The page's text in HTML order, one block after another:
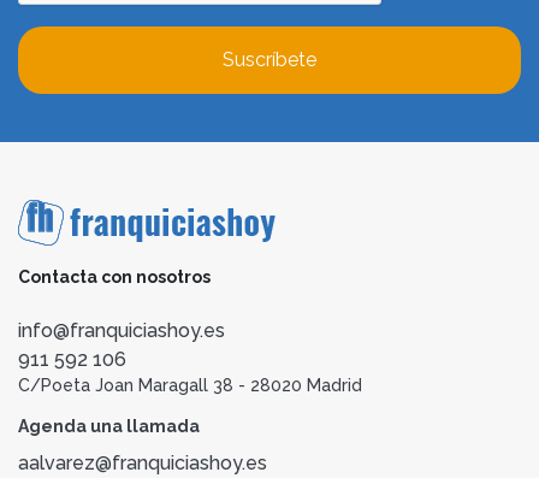
Suscríbete
Contacta con nosotros
info@franquiciashoy.es
911 592 106
C/Poeta Joan Maragall 38 - 28020 Madrid
Agenda una llamada
aalvarez@franquiciashoy.es